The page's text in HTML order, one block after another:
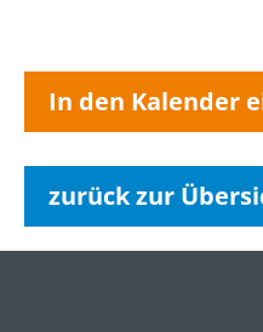
In den Kalender
zurück zur